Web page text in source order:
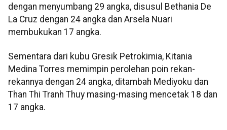
dengan menyumbang 29 angka, disusul Bethania De
La Cruz dengan 24 angka dan Arsela Nuari
membukukan 17 angka.
Sementara dari kubu Gresik Petrokimia, Kitania
Medina Torres memimpin perolehan poin rekan-
rekannya dengan 24 angka, ditambah Mediyoku dan
Than Thi Tranh Thuy masing-masing mencetak 18 dan
17 angka.